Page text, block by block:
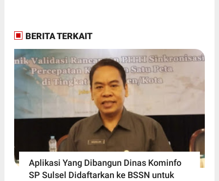
BERITA TERKAIT
Aplikasi Yang Dibangun Dinas Kominfo
SP Sulsel Didaftarkan ke BSSN untuk